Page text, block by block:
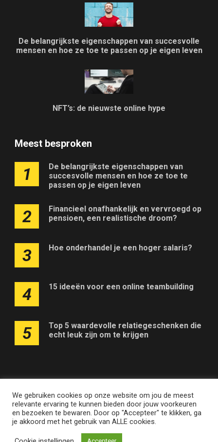
De belangrijkste eigenschappen van succesvolle
mensen en hoe ze toe te passen op je eigen leven
NFT’s: de nieuwste online hype
Meest besproken
1
De belangrijkste eigenschappen van
succesvolle mensen en hoe ze toe te
passen op je eigen leven
2
Financieel onafhankelijk en vervroegd op
pensioen, een realistische droom?
3 Hoe onderhandel je een hoger salaris?
4 15 ideeën voor een online teambuilding
5
Top 5 waardevolle relatiegeschenken die
echt leuk zijn om te krijgen
Adverteren op deze website Contact
Disclaimer
Nieuwsbrief
Privacy
We gebruiken cookies op onze website om jou de meest
relevante ervaring te kunnen bieden door jouw voorkeuren
en bezoeken te bewaren. Door op "Accepteer" te klikken, ga
je akkoord met het gebruik van ALLE cookies.